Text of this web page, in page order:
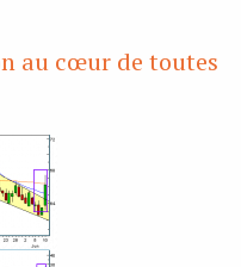
au cœur de toutes